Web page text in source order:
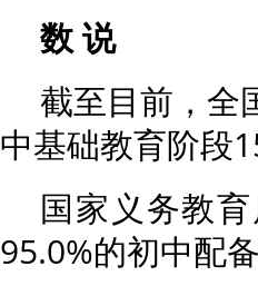
数 说
截至目前，全
中基础教育阶段
国家义务教
95.0%的初中配